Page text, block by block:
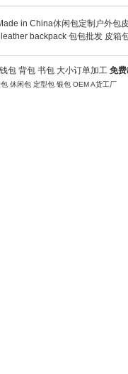
in China休闲包定制 户外包
leather backpack 包包批发 皮箱
钱包 背包 书包 大小订单加工 免
休闲包 定型包 银包 OEMA货工厂